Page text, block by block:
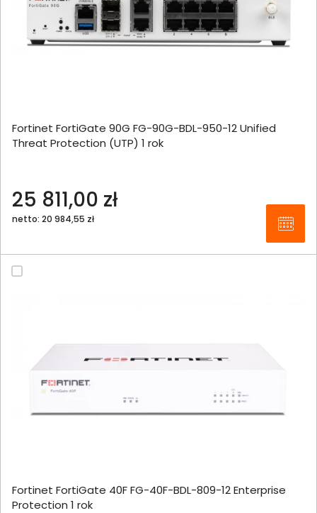
Fortinet FortiGate 90G FG-90G-BDL-950-12 Unified
Threat Protection (UTP) 1 rok
25 811,00 zł
netto: 20 984,55 zł
Fortinet FortiGate 40F FG-40F-BDL-809-12 Enterprise
Protection 1 rok